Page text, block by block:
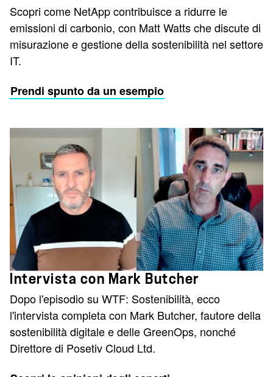
Scopri come NetApp contribuisce a ridurre le
emissioni di carbonio, con Matt Watts che discute di
misurazione e gestione della sostenibilità nel settore
IT.
Prendi spunto da un esempio
Intervista con Mark Butcher
Dopo l'episodio su WTF: Sostenibilità, ecco
l'intervista completa con Mark Butcher, fautore della
sostenibilità digitale e delle GreenOps, nonché
Direttore di Posetiv Cloud Ltd.